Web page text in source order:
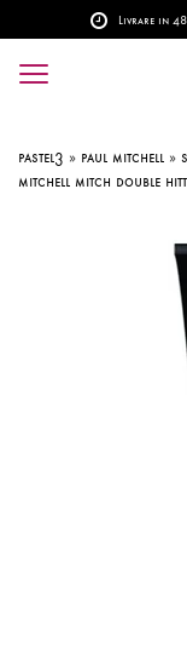
Livrare in
pastel3 » paul mitchell »
mitchell mitch double